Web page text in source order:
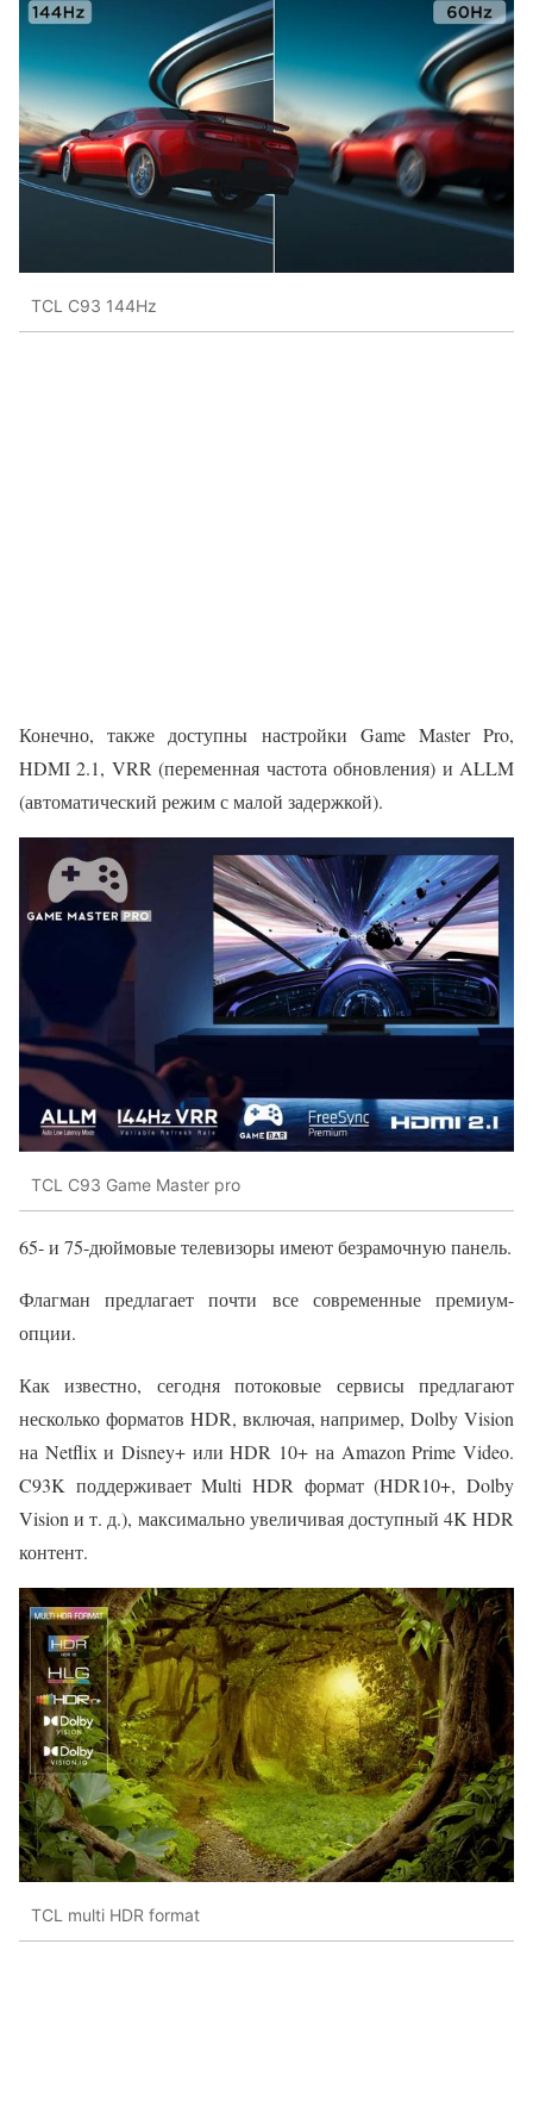
TCL C93 144Hz
Конечно, также доступны настройки Game Master Pro,
HDMI 2.1, VRR (переменная частота обновления) и ALLM
(автоматический режим с малой задержкой).
TCL C93 Game Master pro
65- и 75-дюймовые телевизоры имеют безрамочную панель.
Флагман предлагает почти все современные премиум-
опции.
Как известно, сегодня потоковые сервисы предлагают
несколько форматов HDR, включая, например, Dolby Vision
на Netflix и Disney+ или HDR 10+ на Amazon Prime Video.
C93K поддерживает Multi HDR формат (HDR10+, Dolby
Vision и т. д.), максимально увеличивая доступный 4K HDR
контент.
TCL multi HDR format